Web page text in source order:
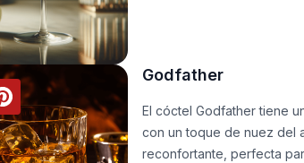
Godfather
El cóctel Godfather tiene
con un toque de nuez del
reconfortante, perfecta